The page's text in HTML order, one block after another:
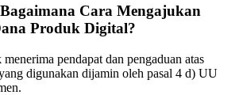
Cara Mengajukan
Produk Digital?
pendapat dan pengaduan atas
digunakan dijamin oleh pasal 4 d) UU